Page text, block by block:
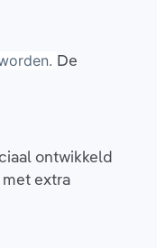
De
ontwikkeld
extra